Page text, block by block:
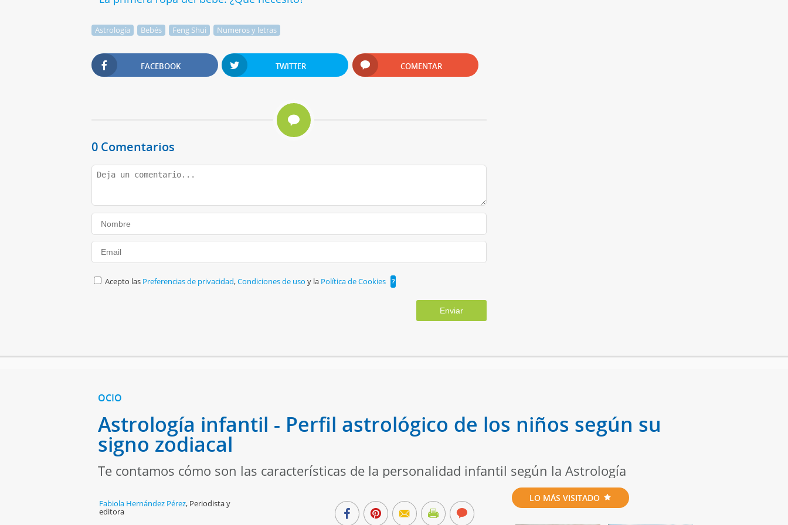
Astrología Bebés Feng Shui Numeros y letras
FACEBOOK TWITTER COMENTAR
0 Comentarios
Acepto las Preferencias de privacidad,Condiciones de uso y la Política de Cookies ?
Enviar
OCIO
Astrología infantil - Perfil astrológico de los niños según su
signo zodiacal
Te contamos cómo son las características de la personalidad infantil según la Astrología
Fabiola Hernández Pérez, Periodista y
editora
LO MÁS VISITADO